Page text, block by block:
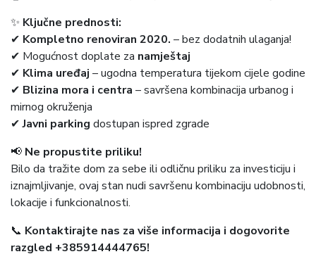
✨ Ključne prednosti:
✔ Kompletno renoviran 2020. – bez dodatnih ulaganja!
✔ Mogućnost doplate za namještaj
✔ Klima uređaj – ugodna temperatura tijekom cijele godine
✔ Blizina mora i centra – savršena kombinacija urbanog i
mirnog okruženja
✔Javni parking dostupan ispred zgrade
📢 Ne propustite priliku!
Bilo da tražite dom za sebe ili odličnu priliku za investiciju i
iznajmljivanje, ovaj stan nudi savršenu kombinaciju udobnosti,
lokacije i funkcionalnosti.
📞 Kontaktirajte nas za više informacija i dogovorite
razgled +385914444765!